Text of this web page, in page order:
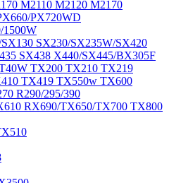
M2110 M2120 M2170
PX720WD
1500W
SX230/SX235W/SX420
SX438 X440/SX445/BX305F
TX200 TX210 TX219
TX419 TX550w TX600
R290/295/390
RX690/TX650/TX700 TX800